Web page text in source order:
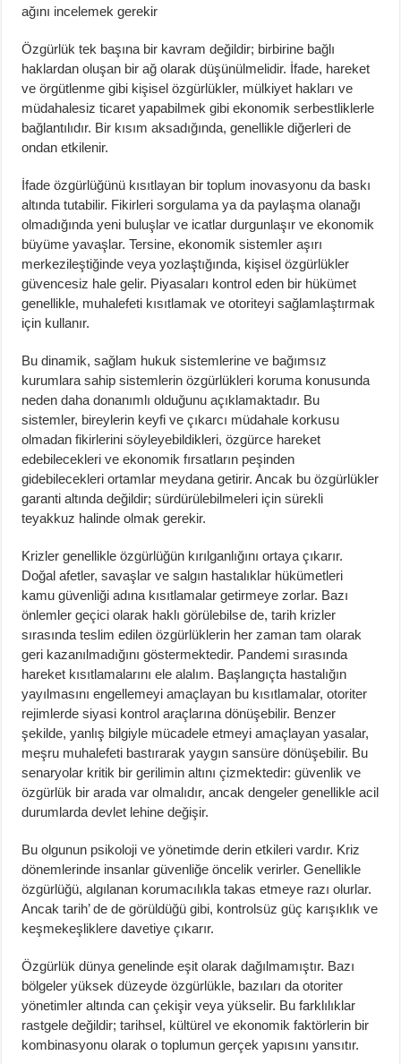
ağını incelemek gerekir
Özgürlük tek başına bir kavram değildir; birbirine bağlı
haklardan oluşan bir ağ olarak düşünülmelidir. İfade, hareket
ve örgütlenme gibi kişisel özgürlükler, mülkiyet hakları ve
müdahalesiz ticaret yapabilmek gibi ekonomik serbestliklerle
bağlantılıdır. Bir kısım aksadığında, genellikle diğerleri de
ondan etkilenir.
İfade özgürlüğünü kısıtlayan bir toplum inovasyonu da baskı
altında tutabilir. Fikirleri sorgulama ya da paylaşma olanağı
olmadığında yeni buluşlar ve icatlar durgunlaşır ve ekonomik
büyüme yavaşlar. Tersine, ekonomik sistemler aşırı
merkezileştiğinde veya yozlaştığında, kişisel özgürlükler
güvencesiz hale gelir. Piyasaları kontrol eden bir hükümet
genellikle, muhalefeti kısıtlamak ve otoriteyi sağlamlaştırmak
için kullanır.
Bu dinamik, sağlam hukuk sistemlerine ve bağımsız
kurumlara sahip sistemlerin özgürlükleri koruma konusunda
neden daha donanımlı olduğunu açıklamaktadır. Bu
sistemler, bireylerin keyfi ve çıkarcı müdahale korkusu
olmadan fikirlerini söyleyebildikleri, özgürce hareket
edebilecekleri ve ekonomik fırsatların peşinden
gidebilecekleri ortamlar meydana getirir. Ancak bu özgürlükler
garanti altında değildir; sürdürülebilmeleri için sürekli
teyakkuz halinde olmak gerekir.
Krizler genellikle özgürlüğün kırılganlığını ortaya çıkarır.
Doğal afetler, savaşlar ve salgın hastalıklar hükümetleri
kamu güvenliği adına kısıtlamalar getirmeye zorlar. Bazı
önlemler geçici olarak haklı görülebilse de, tarih krizler
sırasında teslim edilen özgürlüklerin her zaman tam olarak
geri kazanılmadığını göstermektedir. Pandemi sırasında
hareket kısıtlamalarını ele alalım. Başlangıçta hastalığın
yayılmasını engellemeyi amaçlayan bu kısıtlamalar, otoriter
rejimlerde siyasi kontrol araçlarına dönüşebilir. Benzer
şekilde, yanlış bilgiyle mücadele etmeyi amaçlayan yasalar,
meşru muhalefeti bastırarak yaygın sansüre dönüşebilir. Bu
senaryolar kritik bir gerilimin altını çizmektedir: güvenlik ve
özgürlük bir arada var olmalıdır, ancak dengeler genellikle acil
durumlarda devlet lehine değişir.
Bu olgunun psikoloji ve yönetimde derin etkileri vardır. Kriz
dönemlerinde insanlar güvenliğe öncelik verirler. Genellikle
özgürlüğü, algılanan korumacılıkla takas etmeye razı olurlar.
Ancak tarih’ de de görüldüğü gibi, kontrolsüz güç karışıklık ve
keşmekeşliklere davetiye çıkarır.
Özgürlük dünya genelinde eşit olarak dağılmamıştır. Bazı
bölgeler yüksek düzeyde özgürlükle, bazıları da otoriter
yönetimler altında can çekişir veya yükselir. Bu farklılıklar
rastgele değildir; tarihsel, kültürel ve ekonomik faktörlerin bir
kombinasyonu olarak o toplumun gerçek yapısını yansıtır.